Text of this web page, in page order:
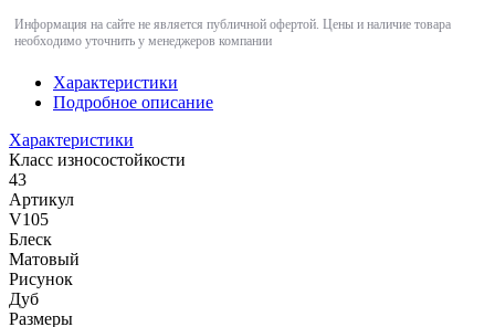
Информация на сайте не является публичной офертой. Цены и наличие товара
необходимо уточнить у менеджеров компании
Характеристики
Подробное описание
Характеристики
Класс износостойкости
43
Артикул
V105
Блеск
Матовый
Рисунок
Дуб
Размеры